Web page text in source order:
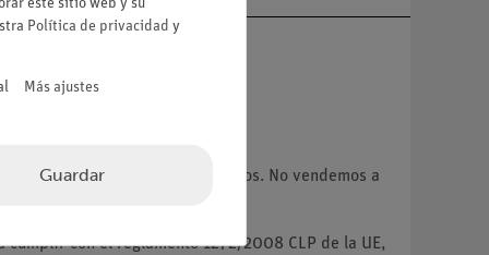
instituciones y centros educativos. No vendemos a
cumplir con el reglamento 1272/2008 CLP de la UE,
este sitio web y su
Política de privacidad y
Más ajustes
Guardar